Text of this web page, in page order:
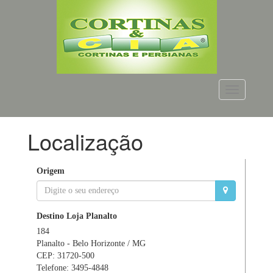
Localização
Origem
Destino Loja Planalto
184
Planalto - Belo Horizonte / MG
CEP: 31720-500
Telefone: 3495-4848